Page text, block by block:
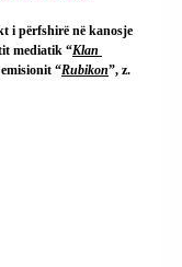
i përfshirë në kanosje
mediatik “Klan
“Rubikon”, z.